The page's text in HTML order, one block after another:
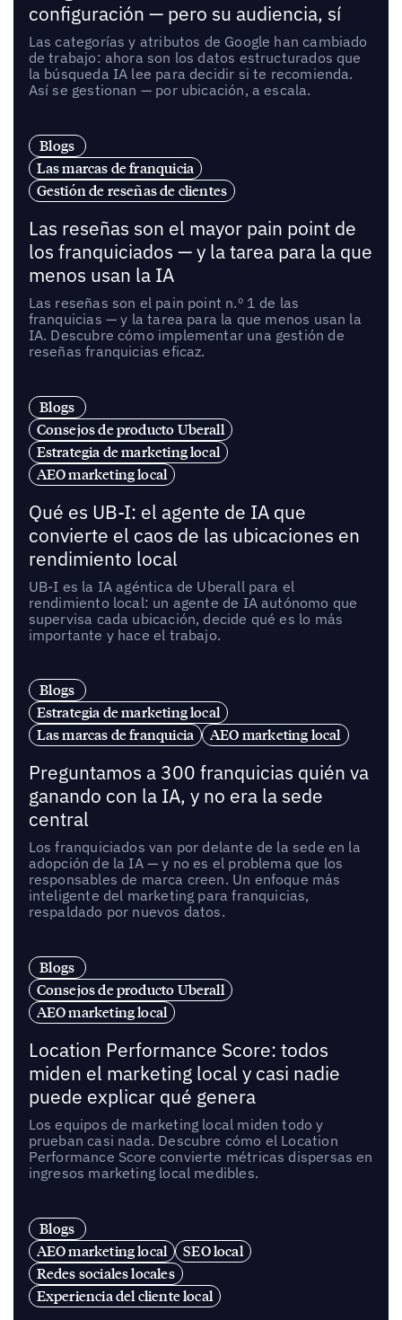
configuración — pero su audiencia, sí
Las categorías y atributos de Google han cambiado
de trabajo: ahora son los datos estructurados que
la búsqueda IA lee para decidir si te recomienda.
Así se gestionan — por ubicación, a escala.
Blogs
Las marcas de franquicia
Gestión de reseñas de clientes
Las reseñas son el mayor pain point de
los franquiciados — y la tarea para la que
menos usan la IA
Las reseñas son el pain point n.º 1 de las
franquicias — y la tarea para la que menos usan la
IA. Descubre cómo implementar una gestión de
reseñas franquicias eficaz.
Blogs
Consejos de producto Uberall
Estrategia de marketing local
AEO marketing local
Qué es UB-I: el agente de IA que
convierte el caos de las ubicaciones en
rendimiento local
UB-I es la IA agéntica de Uberall para el
rendimiento local: un agente de IA autónomo que
supervisa cada ubicación, decide qué es lo más
importante y hace el trabajo.
Blogs
Estrategia de marketing local
Las marcas de franquicia
AEO marketing local
Preguntamos a 300 franquicias quién va
ganando con la IA, y no era la sede
central
Los franquiciados van por delante de la sede en la
adopción de la IA — y no es el problema que los
responsables de marca creen. Un enfoque más
inteligente del marketing para franquicias,
respaldado por nuevos datos.
Blogs
Consejos de producto Uberall
AEO marketing local
Location Performance Score: todos
miden el marketing local y casi nadie
puede explicar qué genera
Los equipos de marketing local miden todo y
prueban casi nada. Descubre cómo el Location
Performance Score convierte métricas dispersas en
ingresos marketing local medibles.
Blogs
AEO marketing local
SEO local
Redes sociales locales
Experiencia del cliente local